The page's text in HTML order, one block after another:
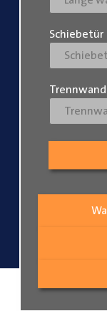
Schiebetür
Trennwand